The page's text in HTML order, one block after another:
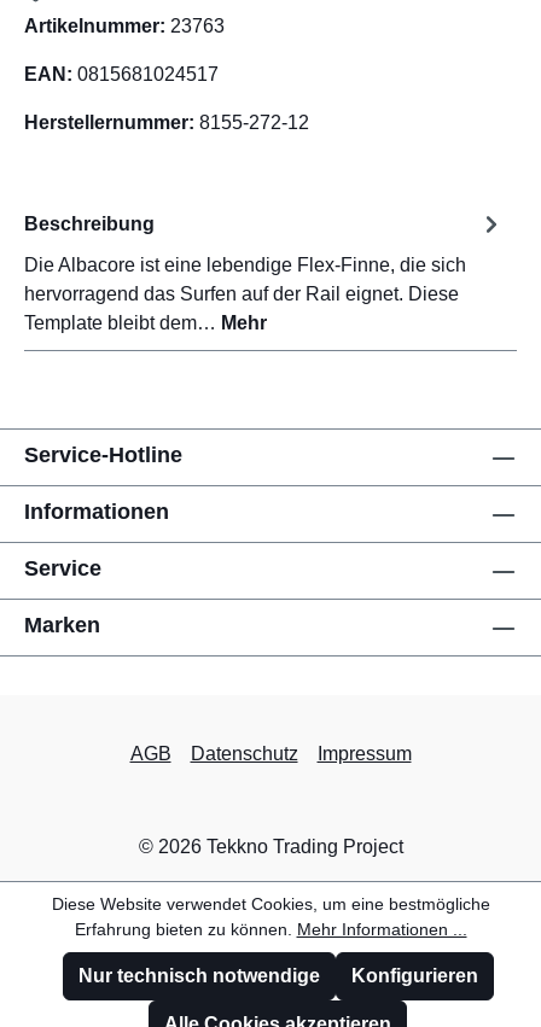
Artikelnummer: 23763
EAN: 0815681024517
Herstellernummer: 8155-272-12
Beschreibung
Die Albacore ist eine lebendige Flex-Finne, die sich
hervorragend das Surfen auf der Rail eignet. Diese
Template bleibt dem… Mehr
Service-Hotline
Informationen
Service
Marken
AGB Datenschutz Impressum
© 2026 Tekkno Trading Project
Diese Website verwendet Cookies, um eine bestmögliche
Erfahrung bieten zu können. Mehr Informationen ...
Nur technisch notwendige Konfigurieren